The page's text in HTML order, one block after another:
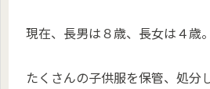
現在、長男は８歳、長女は４歳。
たくさんの子供服を保管、処分